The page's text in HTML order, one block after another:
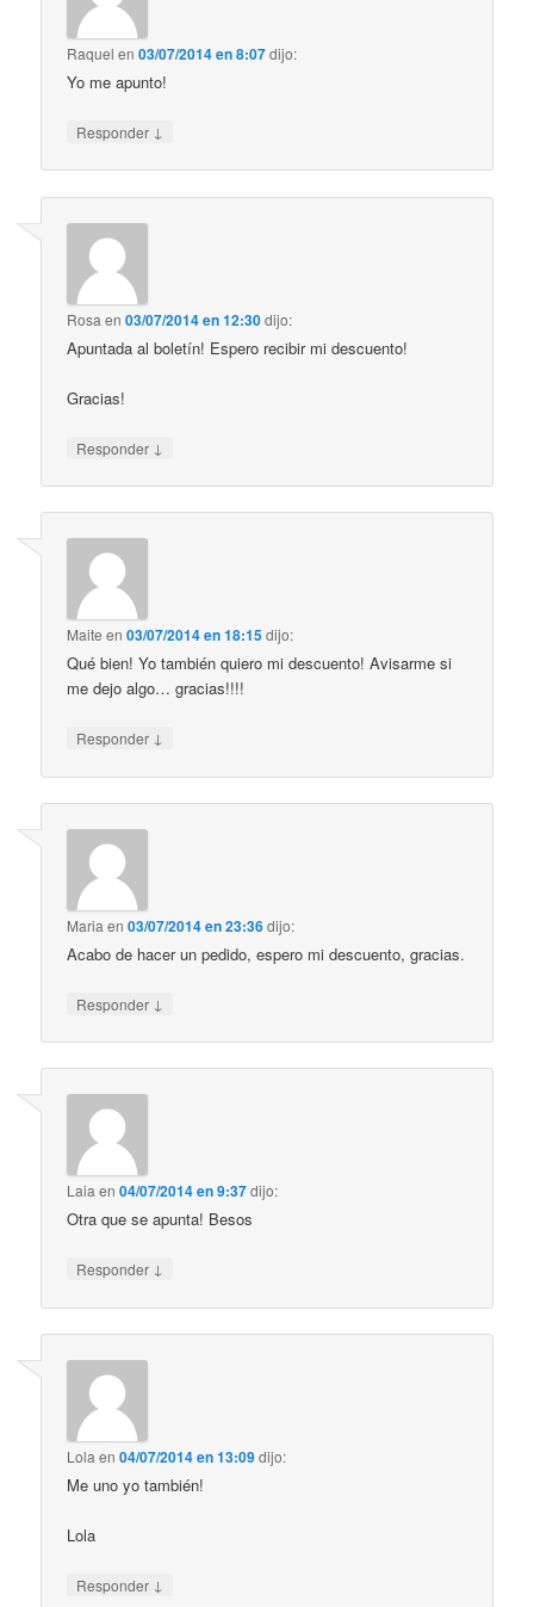
Raquel en03/07/2014 en 8:07dijo:
Yo me apunto!
Responder ↓
Rosa en03/07/2014 en 12:30dijo:
Apuntada al boletín! Espero recibir mi descuento!
Gracias!
Responder ↓
Maite en03/07/2014 en 18:15dijo:
Qué bien! Yo también quiero mi descuento! Avisarme si
me dejo algo… gracias!!!!
Responder ↓
Maria en03/07/2014 en 23:36dijo:
Acabo de hacer un pedido, espero mi descuento, gracias.
Responder ↓
Laia en04/07/2014 en 9:37dijo:
Otra que se apunta! Besos
Responder ↓
Lola en04/07/2014 en 13:09dijo:
Me uno yo también!
Lola
Responder ↓